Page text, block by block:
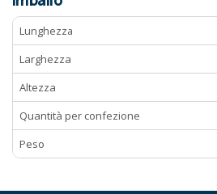
Lunghezza
Larghezza
Altezza
Quantità per confezione
Peso